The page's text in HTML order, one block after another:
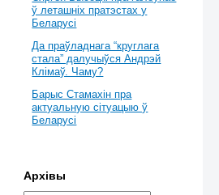
ў леташніх пратэстах у
Беларусі
Да праўладнага “круглага
стала” далучыўся Андрэй
Клімаў. Чаму?
Барыс Стамахін пра
актуальную сітуацыю ў
Беларусі
Архівы